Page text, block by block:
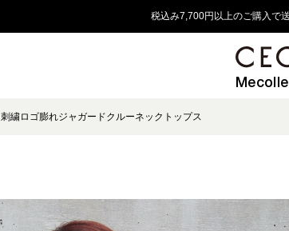
税込み7,700円以上のご購入で
刺繍ロゴ膨れジャガードクルーネックトップス